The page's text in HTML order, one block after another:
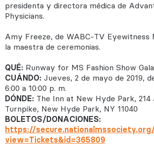
presidenta y directora médica de
Physicians.
Amy Freeze, de WABC-TV Eyewitness
la maestra de ceremonias.
QUÉ: Runway for MS Fashion Show Gala
CUÁNDO: Jueves, 2 de mayo de 2019,
6:00 a 10:00 p. m.
DÓNDE: The Inn at New Hyde Park, 214
Turnpike, New Hyde Park, NY 11040
BOLETOS/DONACIONES:
https://
view=Tickets&id=365809